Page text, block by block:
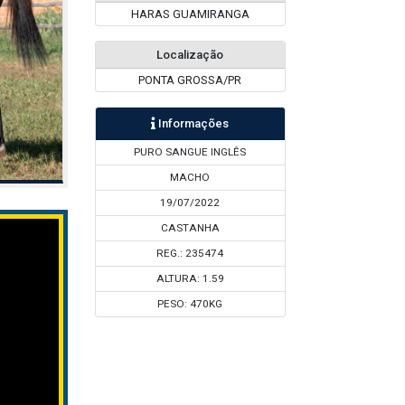
HARAS GUAMIRANGA
Localização
PONTA GROSSA/PR
Informações
PURO SANGUE INGLÊS
MACHO
19/07/2022
CASTANHA
REG.: 235474
ALTURA: 1.59
PESO: 470KG